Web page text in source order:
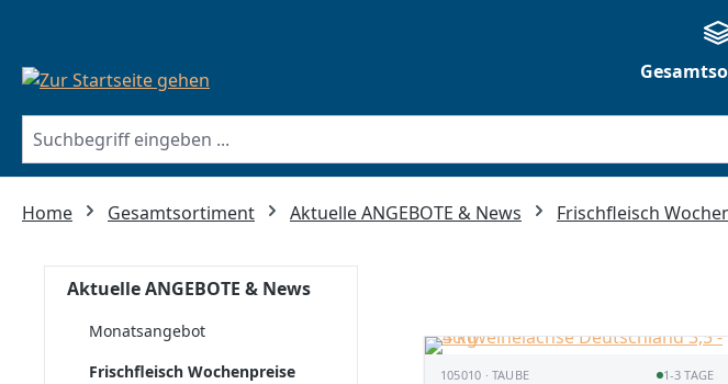
Home Gesamtsortiment Aktuelle ANGEBOTE & News Frischfleisch
Aktuelle ANGEBOTE & News
Monatsangebot
Frischfleisch Wochenpreise
105010 · TAUBE 1-3 TAGE